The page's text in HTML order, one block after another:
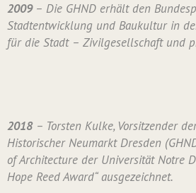
2009 – Die GHND erhält den
Stadtentwicklung und Baukultur in
für die Stadt – Zivilgesellschaft und
2018– Torsten Kulke, Vorsitzender
Historischer Neumarkt Dresden
of Architecture der Universität Notre
Hope Reed Award“ ausgezeichnet.